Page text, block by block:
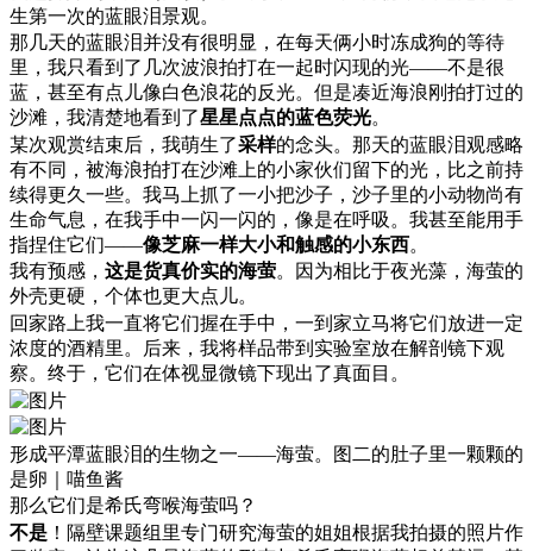
生第一次的蓝眼泪景观。
那几天的蓝眼泪并没有很明显，在每天俩小时冻成狗的等待
里，我只看到了几次波浪拍打在一起时闪现的光——不是很
蓝，甚至有点儿像白色浪花的反光。但是凑近海浪刚拍打过的
沙滩，我清楚地看到了星星点点的蓝色荧光。
某次观赏结束后，我萌生了采样的念头。那天的蓝眼泪观感略
有不同，被海浪拍打在沙滩上的小家伙们留下的光，比之前持
续得更久一些。我马上抓了一小把沙子，沙子里的小动物尚有
生命气息，在我手中一闪一闪的，像是在呼吸。我甚至能用手
指捏住它们——像芝麻一样大小和触感的小东西。
我有预感， 这是货真价实的海萤。因为相比于夜光藻，海萤的
外壳更硬，个体也更大点儿。
回家路上我一直将它们握在手中，一到家立马将它们放进一定
浓度的酒精里。后来，我将样品带到实验室放在解剖镜下观
察。终于，它们在体视显微镜下现出了真面目。
形成平潭蓝眼泪的生物之一——海萤。图二的肚子里一颗颗的
是卵｜喵鱼酱
那么它们是希氏弯喉海萤吗？
不是 ！隔壁课题组里专门研究海萤的姐姐根据我拍摄的照片作